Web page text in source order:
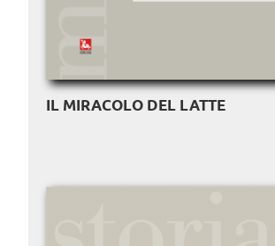
IL MIRACOLO DEL LATTE